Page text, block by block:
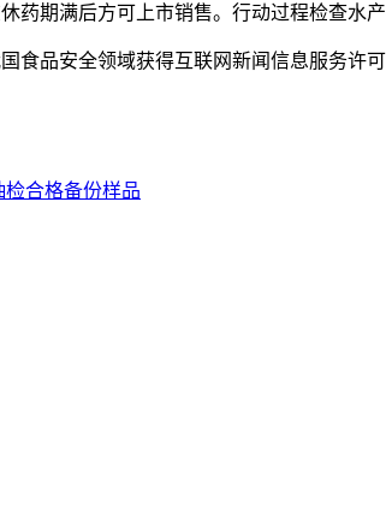
期满后方可上市销售。行动过程检查水
品安全领域获得互联网新闻信息服务许可
合格备份样品